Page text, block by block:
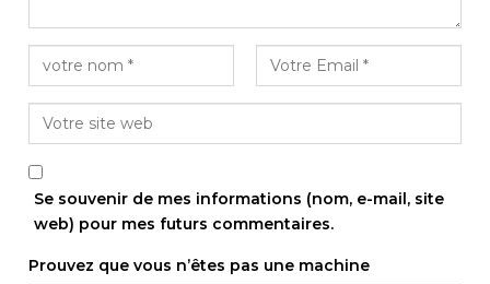
Se souvenir de mes informations (nom, e-mail, site
web) pour mes futurs commentaires.
Prouvez que vous n’êtes pas une machine